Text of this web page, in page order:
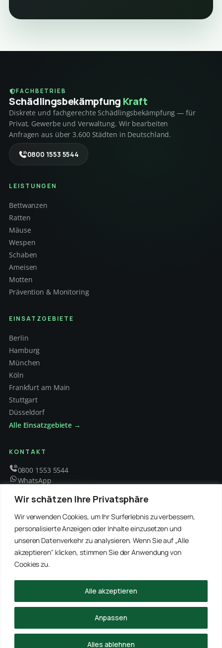
Wir schätzen Ihre Privatsphäre
Wir verwenden Cookies, um Ihr Surferlebnis zu verbessern,
personalisierte Anzeigen oder Inhalte einzusetzen und
unseren Datenverkehr zu analysieren. Wenn Sie auf „Alle
akzeptieren" klicken, stimmen Sie der Anwendung von
Cookies zu.
Anpassen
Alles ablehnen
Alle akzeptieren
FACHBETRIEB
Schädlings­bekämpfung Kraft
Diskrete und fachgerechte Schädlingsbekämpfung — für
Privat, Gewerbe und Verwaltung. Wir bearbeiten
Anfragen aus über 3.600 Städten in Deutschland.
0800 1553 5544
LEISTUNGEN
Bettwanzen
Ratten
Mäuse
Wespen
Schaben
Ameisen
Motten
Prävention & Monitoring
EINSATZGEBIETE
Berlin
Hamburg
München
Köln
Frankfurt am Main
Stuttgart
Düsseldorf
Alle Einsatzgebiete →
KONTAKT
0800 1553 5544
WhatsApp
Mo – Fr 8 – 18 Uhr
EMPFOHLENE PARTNER
WinRei24 Dienstleistungen
Winterdienst Profi NRW
Winterdienst Niedersachsen
Winterdienst Hansa
Winterdienst Freitag
© 2026 Schädlingsbekämpfung Kraft · Alle Rechte vorbehalten